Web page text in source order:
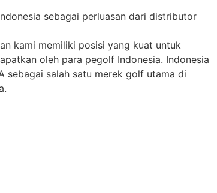
sebagai perluasan dari distributor
kami memiliki posisi yang kuat untuk
oleh para pegolf Indonesia. Indonesia
sebagai salah satu merek golf utama di